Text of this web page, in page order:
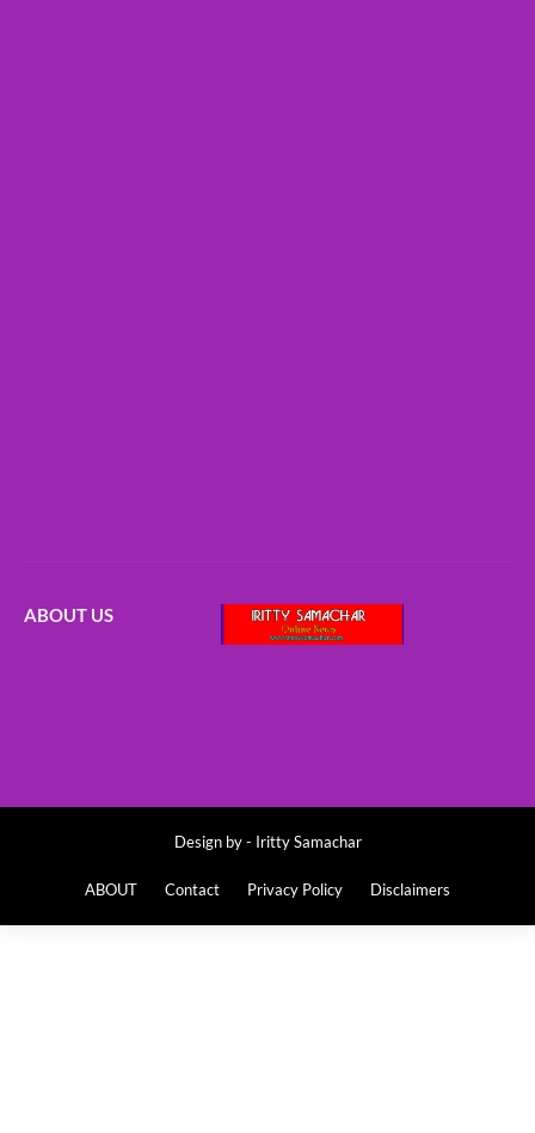
ABOUT US
Design by - Iritty Samachar
ABOUT Contact Privacy Policy Disclaimers